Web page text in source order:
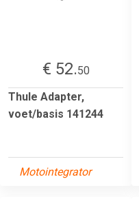
€ 52.50
Thule Adapter,
voet/basis 141244
Motointegrator